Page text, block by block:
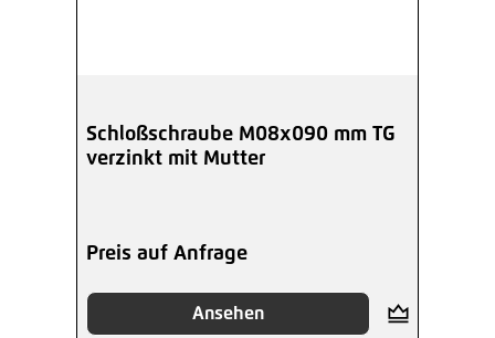
Schloßschraube M08x090 mm TG
verzinkt mit Mutter
Preis auf Anfrage
Ansehen